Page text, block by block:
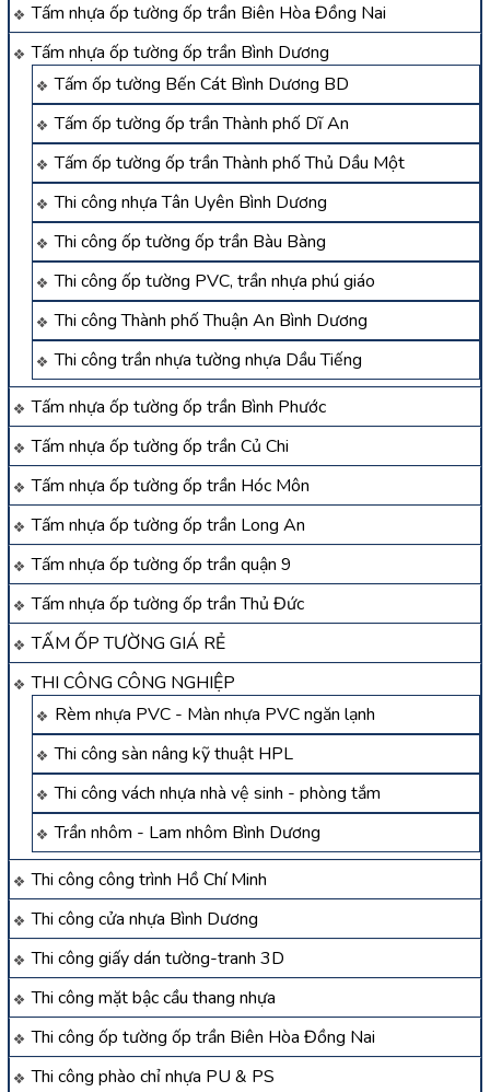
Tấm nhựa ốp tường ốp trần Biên Hòa Đồng Nai
Tấm nhựa ốp tường ốp trần Bình Dương
Tấm ốp tường Bến Cát Bình Dương BD
Tấm ốp tường ốp trần Thành phố Dĩ An
Tấm ốp tường ốp trần Thành phố Thủ Dầu Một
Thi công nhựa Tân Uyên Bình Dương
Thi công ốp tường ốp trần Bàu Bàng
Thi công ốp tường PVC, trần nhựa phú giáo
Thi công Thành phố Thuận An Bình Dương
Thi công trần nhựa tường nhựa Dầu Tiếng
Tấm nhựa ốp tường ốp trần Bình Phước
Tấm nhựa ốp tường ốp trần Củ Chi
Tấm nhựa ốp tường ốp trần Hóc Môn
Tấm nhựa ốp tường ốp trần Long An
Tấm nhựa ốp tường ốp trần quận 9
Tấm nhựa ốp tường ốp trần Thủ Đức
TẤM ỐP TƯỜNG GIÁ RẺ
THI CÔNG CÔNG NGHIỆP
Rèm nhựa PVC - Màn nhựa PVC ngăn lạnh
Thi công sàn nâng kỹ thuật HPL
Thi công vách nhựa nhà vệ sinh - phòng tắm
Trần nhôm - Lam nhôm Bình Dương
Thi công công trình Hồ Chí Minh
Thi công cửa nhựa Bình Dương
Thi công giấy dán tường-tranh 3D
Thi công mặt bậc cầu thang nhựa
Thi công ốp tường ốp trần Biên Hòa Đồng Nai
Thi công phào chỉ nhựa PU & PS